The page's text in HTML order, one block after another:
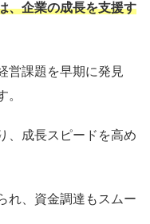
、企業の成長を支援す
営課題を早期に発見
。
、成長スピードを高め
れ、資金調達もスムー